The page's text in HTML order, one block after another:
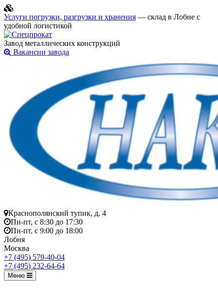
Услуги погрузки, разгрузки и хранения — склад в Лобне с
удобной логистикой
Завод металлических конструкций
Вакансии завода
Краснополянский тупик, д. 4
Пн-пт, с 8:30 до 17:30
Пн-пт, с 9:00 до 18:00
Лобня
Москва
+7 (495) 579-40-04
+7 (495) 232-64-64
Меню